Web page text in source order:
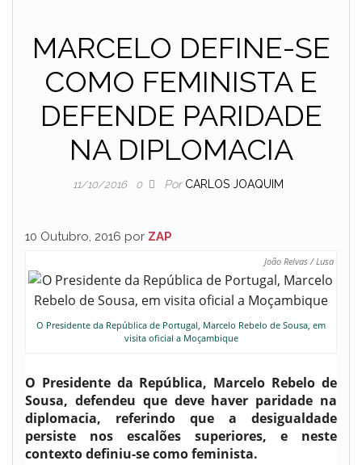
MARCELO DEFINE-SE
COMO FEMINISTA E
DEFENDE PARIDADE
NA DIPLOMACIA
11/10/2016 0 Por CARLOS JOAQUIM
10 Outubro, 2016 por ZAP
João Relvas / Lusa
O Presidente da República de Portugal, Marcelo Rebelo de Sousa, em
visita oficial a Moçambique
O Presidente da República, Marcelo Rebelo de
Sousa, defendeu que deve haver paridade na
diplomacia, referindo que a desigualdade
persiste nos escalões superiores, e neste
contexto definiu-se como feminista.